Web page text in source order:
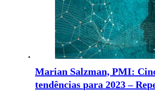
Marian Salzman, PMI:
tendências para 2023 –